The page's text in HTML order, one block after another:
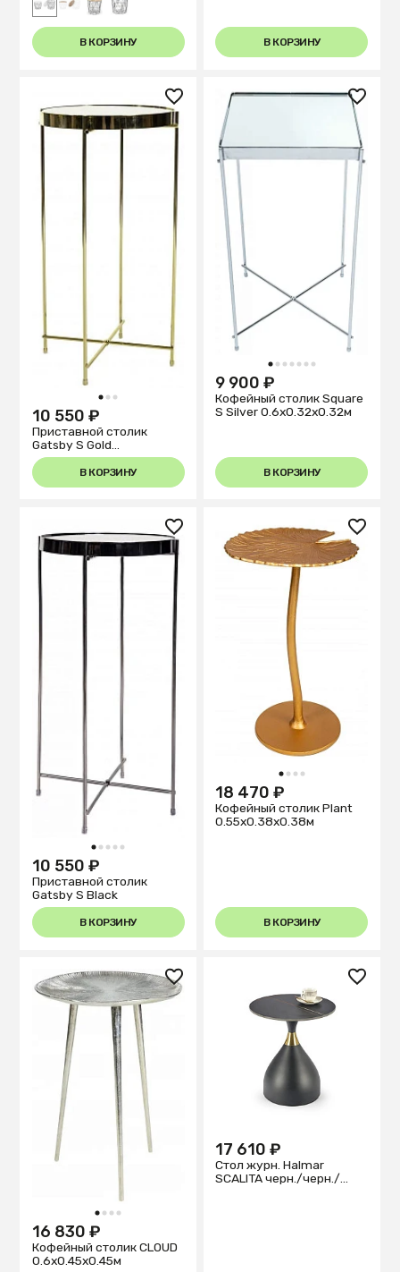
В КОРЗИНУ В КОРЗИНУ
1 2 3
10 550 ₽
Приставной столик
Gatsby S Gold
0.6x0.325x0.325м
В КОРЗИНУ
1 2 3 4 5 6 7
9 900 ₽
Кофейный столик Square
S Silver 0.6x0.32x0.32м
В КОРЗИНУ
1 2 3 4 5
10 550 ₽
Приставной столик
Gatsby S Black
В КОРЗИНУ
1 2 3 4
18 470 ₽
Кофейный столик Plant
0.55x0.38x0.38м
В КОРЗИНУ
1 2 3 4
16 830 ₽
Кофейный столик CLOUD
0.6x0.45x0.45м
17 610 ₽
Стол журн. Halmar
SCALITA черн./черн./